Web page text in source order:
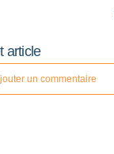
article
un commentaire